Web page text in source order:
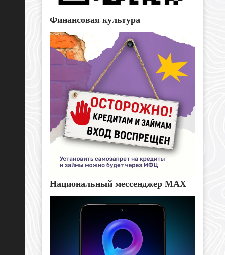
Финансовая культура
Национальный мессенджер MAX